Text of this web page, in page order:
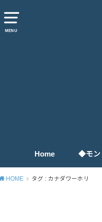
MENU
Home ◆モン
生活
観光
イベ
グルメ
HOME タグ : カナダワーホリ